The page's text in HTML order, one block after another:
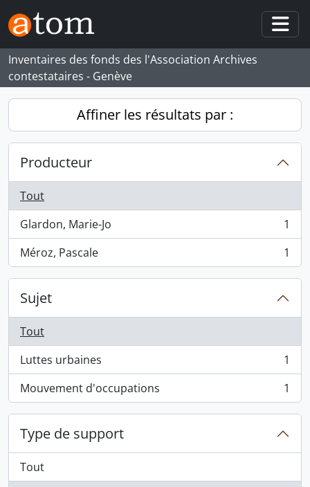
Skip to main content
Inventaires des fonds des l'Association Archives
contestataires - Genève
Affiner les résultats par :
Producteur
Tout
Glardon, Marie-Jo
, 1 résultats
1
Méroz, Pascale
, 1 résultats 1
Sujet
Tout
Luttes urbaines
, 1 résultats
1
Mouvement d'occupations
, 1 résultats 1
Type de support
Tout